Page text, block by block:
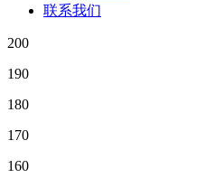
联系我们
200
190
180
170
160